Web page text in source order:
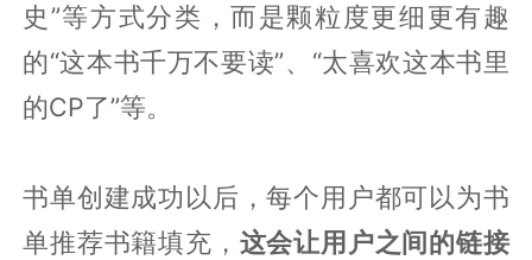
史”等方式分类，而是颗粒度更细更有趣
的“这本书千万不要读”、“太喜欢这本书里
的CP了”等。
书单创建成功以后，每个用户都可以为书
单推荐书籍填充， 这会让用户之间的链接